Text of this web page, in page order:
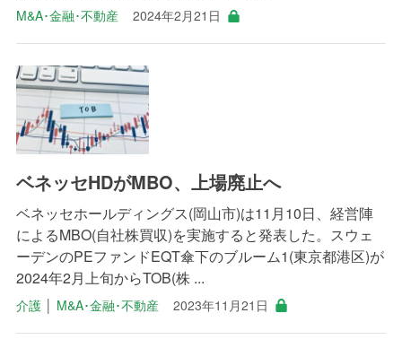
M&A･金融･不動産 2024年2月21日
ベネッセHDがMBO、上場廃止へ
ベネッセホールディングス(岡山市)は11月10日、経営陣
によるMBO(自社株買収)を実施すると発表した。スウェ
ーデンのPEファンドEQT傘下のブルーム1(東京都港区)が
2024年2月上旬からTOB(株 ...
介護│ M&A･金融･不動産 2023年11月21日